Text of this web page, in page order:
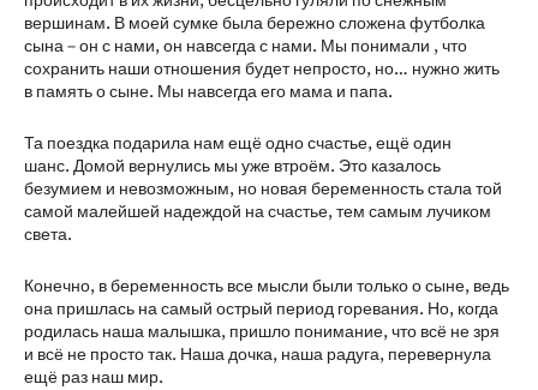
вершинам. В моей сумке была бережно сложена футболка
сына – он с нами, он навсегда с нами. Мы понимали , что
сохранить наши отношения будет непросто, но… нужно жить
в память о сыне. Мы навсегда его мама и папа.
Та поездка подарила нам ещё одно счастье, ещё один
шанс. Домой вернулись мы уже втроём. Это казалось
безумием и невозможным, но новая беременность стала той
самой малейшей надеждой на счастье, тем самым лучиком
света.
Конечно, в беременность все мысли были только о сыне, ведь
она пришлась на самый острый период горевания. Но, когда
родилась наша малышка, пришло понимание, что всё не зря
и всё не просто так. Наша дочка, наша радуга, перевернула
ещё раз наш мир.